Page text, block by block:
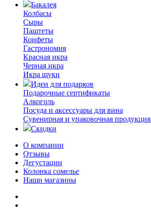
Бакалея
Колбасы
Сыры
Паштеты
Конфеты
Гастрономия
Красная икра
Черная икра
Икра щуки
Идеи для подарков
Подарочные сертификаты
Алкоголь
Посуда и аксессуары для вина
Сувенирная и упаковочная продукция
Скидки
О компании
Отзывы
Дегустации
Колонка сомелье
Наши магазины